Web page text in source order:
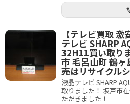
【テレビ買取
テレビ SHARP
32H11買い取り
市 毛呂山町 鶴
売はリサイクル
液晶テレビ SHARP
取りました！ 坂戸市
ただきました！